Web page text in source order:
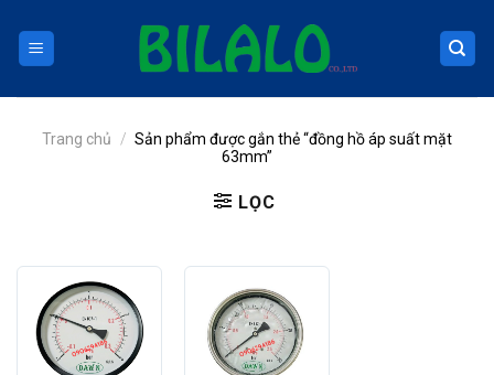
content
Trang chủ / Sản phẩm được gắn thẻ “đồng hồ áp suất mặt
63mm”
LỌC